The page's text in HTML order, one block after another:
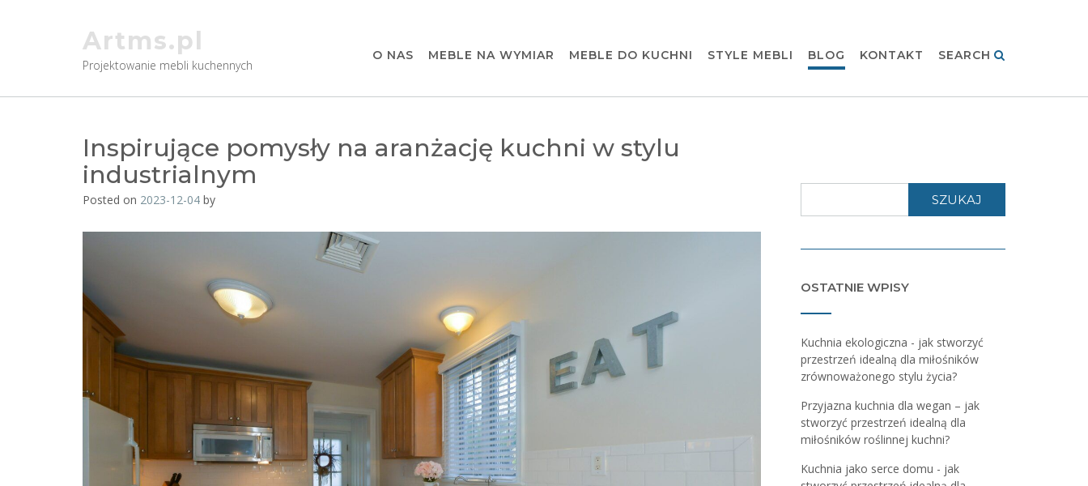
Artms.pl
Projektowanie mebli kuchennych
O NAS MEBLE NA WYMIAR MEBLE DO KUCHNI STYLE MEBLI BLOG KONTAKT SEARCH
Inspirujące pomysły na aranżację kuchni w stylu
industrialnym
Posted on 2023-12-04 by SZUKAJ
OSTATNIE WPISY
Kuchnia ekologiczna - jak stworzyć
przestrzeń idealną dla miłośników
zrównoważonego stylu życia?
Przyjazna kuchnia dla wegan – jak
stworzyć przestrzeń idealną dla
miłośników roślinnej kuchni?
Kuchnia jako serce domu - jak